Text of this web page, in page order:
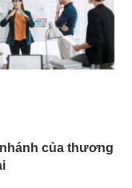
của thương